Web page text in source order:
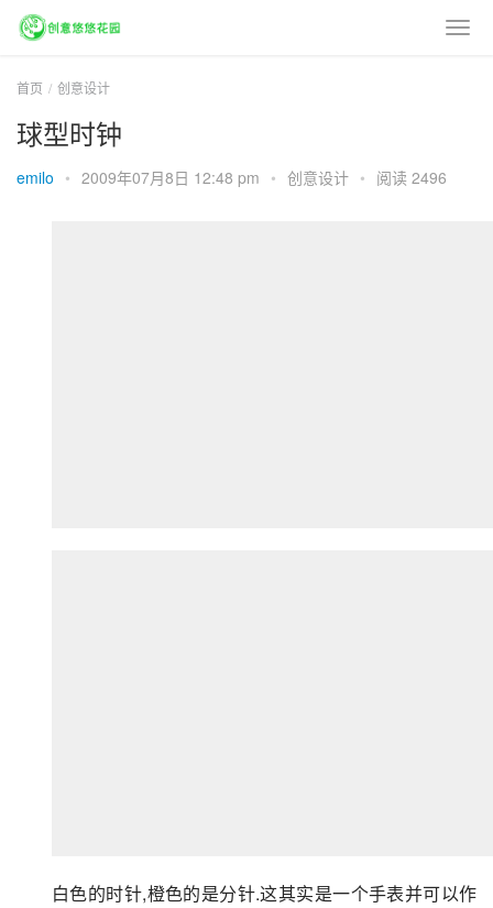
首页 创意设计
球型时钟
emilo • 2009年07月8日 12:48 pm • 创意设计 • 阅读 2496
白色的时针,橙色的是分针.这其实是一个手表并可以作